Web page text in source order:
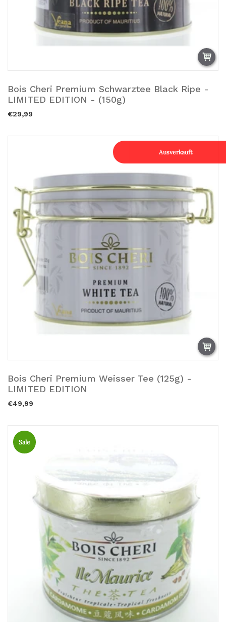
Bois Cheri Premium Schwarztee Black Ripe -
LIMITED EDITION - (150g)
Ausverkauft.
€29,99
Ausverkauft
Bois Cheri Premium Weisser Tee (125g) -
LIMITED EDITION
Ausverkauft.
€49,99
Sale